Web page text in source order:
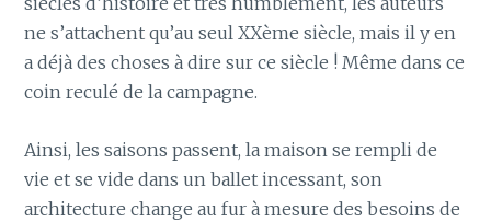
ne s’attachent qu’au seul XXème siècle, mais il y en
a déjà des choses à dire sur ce siècle ! Même dans ce
coin reculé de la campagne.
Ainsi, les saisons passent, la maison se rempli de
vie et se vide dans un ballet incessant, son
architecture change au fur à mesure des besoins de